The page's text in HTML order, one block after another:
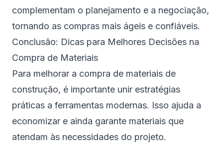
complementam o planejamento e a negociação,
tornando as compras mais ágeis e confiáveis.
Conclusão: Dicas para Melhores Decisões na
Compra de Materiais
Para melhorar a compra de materiais de
construção, é importante unir estratégias
práticas a ferramentas modernas. Isso ajuda a
economizar e ainda garante materiais que
atendam às necessidades do projeto.